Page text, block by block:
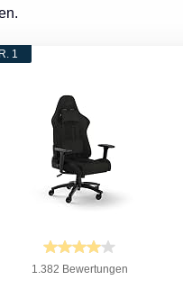
1
1.382 Bewertungen